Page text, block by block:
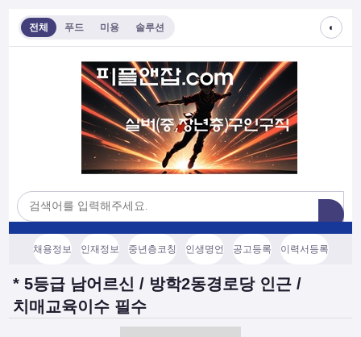
전체 푸드 미용 솔루션 ◐
채용정보 인재정보 중년층코칭 인생명언 공고등록 이력서등록
* 5등급 남어르신 / 방학2동경로당 인근 /
치매교육이수 필수